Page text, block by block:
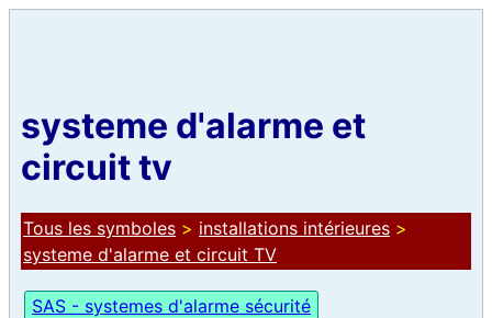
systeme d'alarme et
circuit tv
Tous les symboles > installations intérieures >
systeme d'alarme et circuit TV
SAS - systemes d'alarme sécurité